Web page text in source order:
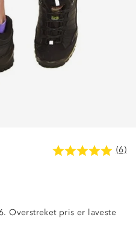
(6)
Overstreket pris er laveste